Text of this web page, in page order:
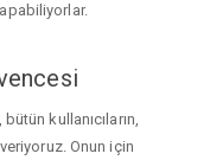
kullanıcıların,
Onun için